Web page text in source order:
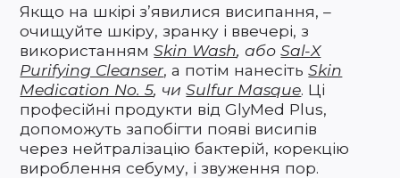
Якщо на шкірі з’явилися висипання, –
очищуйте шкіру, зранку і ввечері, з
використаннямSkin Wash, абоSal-X
Purifying Cleanser, а потім нанесітьSkin
Medication No. 5, чиSulfur Masque. Ці
професійні продукти від GlyMed Plus,
допоможуть запобігти появі висипів
через нейтралізацію бактерій, корекцію
вироблення себуму, і звуження пор.